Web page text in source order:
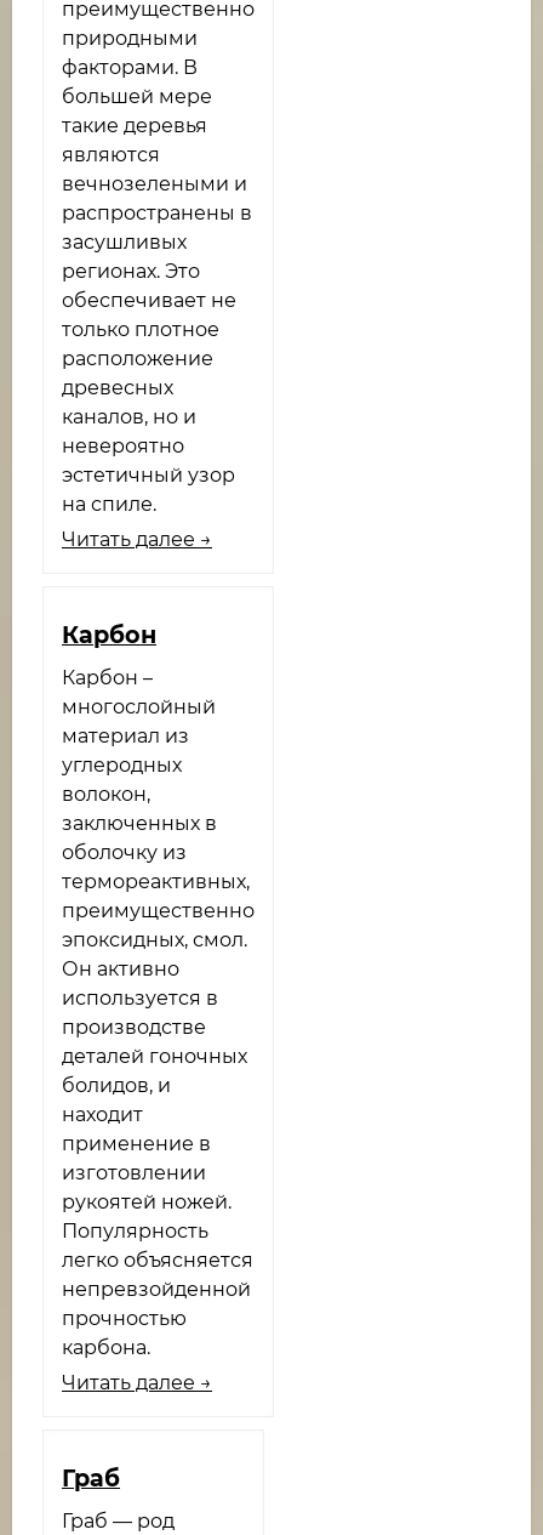
преимущественно
природными
факторами. В
большей мере
такие деревья
являются
вечнозелеными и
распространены в
засушливых
регионах. Это
обеспечивает не
только плотное
расположение
древесных
каналов, но и
невероятно
эстетичный узор
на спиле.
Читать далее →
Карбон
Карбон –
многослойный
материал из
углеродных
волокон,
заключенных в
оболочку из
термореактивных,
преимущественно
эпоксидных, смол.
Он активно
используется в
производстве
деталей гоночных
болидов, и
находит
применение в
изготовлении
рукоятей ножей.
Популярность
легко объясняется
непревзойденной
прочностью
карбона.
Читать далее →
Граб
Граб — род